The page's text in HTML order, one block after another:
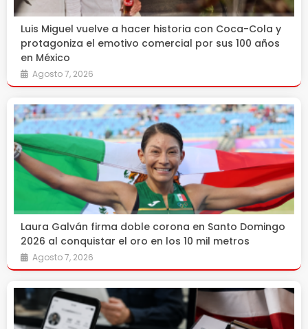
Luis Miguel vuelve a hacer historia con Coca-Cola y
protagoniza el emotivo comercial por sus 100 años
en México
Agosto 7, 2026
Laura Galván firma doble corona en Santo Domingo
2026 al conquistar el oro en los 10 mil metros
Agosto 7, 2026